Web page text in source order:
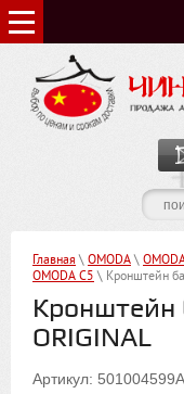
Главная \ OMODA \
OMODA C5 \ Кронштейн
Кронштейн
ORIGINAL
Артикул: